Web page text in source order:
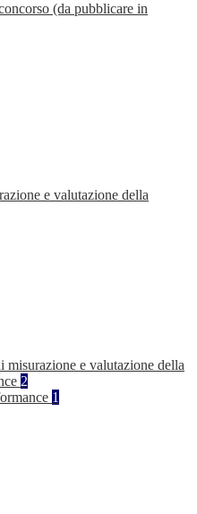
(da pubblicare in
e valutazione della
misurazione e valutazione della
2
1